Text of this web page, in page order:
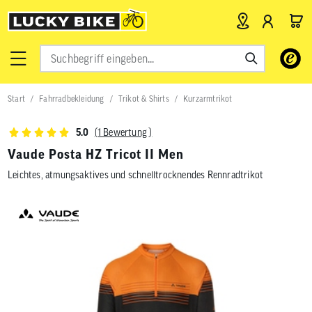
Verwende
Pfeile
nach
Start Fahrradbekleidung Trikot & Shirts Kurzarmtrikot
5.0 (1 Bewertung )
Vaude Posta HZ Tricot II Men
Leichtes, atmungsaktives und schnelltrocknendes Rennradtrikot